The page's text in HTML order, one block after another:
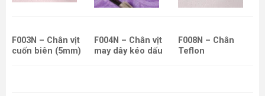
F003N – Chân vịt
cuốn biên (5mm)
F004N – Chân vịt
may dây kéo dấu
F008N – Chân
Teflon